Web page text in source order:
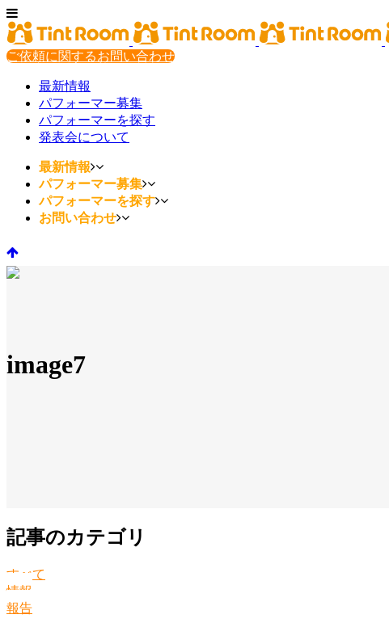
ご依頼に関するお問い合わせ
最新情報
パフォーマー募集
パフォーマーを探す
発表会について
最新情報
パフォーマー募集
パフォーマーを探す
お問い合わせ
image7
記事のカテゴリ
すべて
情報
報告